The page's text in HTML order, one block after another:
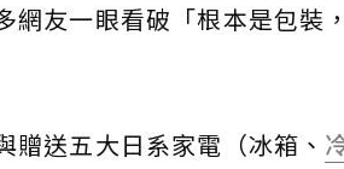
網友一眼看破「根本是包裝
送五大日系家電（冰箱、